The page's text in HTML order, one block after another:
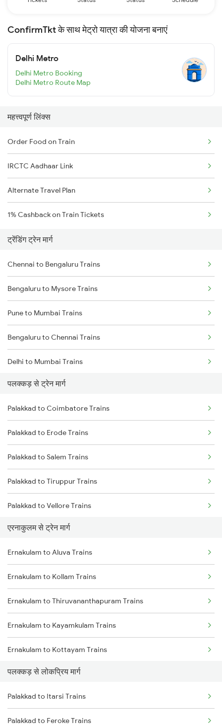
ConfirmTkt के साथ मेट्रो यात्रा की योजना बनाएं
Delhi Metro
Delhi Metro Booking
Delhi Metro Route Map
महत्त्वपूर्ण लिंक्स
Order Food on Train
IRCTC Aadhaar Link
Alternate Travel Plan
1% Cashback on Train Tickets
ट्रेंडिंग ट्रेन मार्ग
Chennai to Bengaluru Trains
Bengaluru to Mysore Trains
Pune to Mumbai Trains
Bengaluru to Chennai Trains
Delhi to Mumbai Trains
Mumbai to Pune Trains
Delhi to Jammu Trains
Mumbai to Delhi Trains
Mumbai to Goa Trains
Chennai to Coimbatore Trains
पलक्कड़ से ट्रेन मार्ग
Palakkad to Coimbatore Trains
Palakkad to Erode Trains
Palakkad to Salem Trains
Palakkad to Tiruppur Trains
Palakkad to Vellore Trains
Palakkad to Jolarpettai Trains
Palakkad to Aluva Trains
Palakkad to Ottappalam Trains
Palakkad to Kollam Trains
Palakkad to Kayamkulam Trains
Palakkad to Kottayam Trains
एरनाकुलम से ट्रेन मार्ग
Ernakulam to Aluva Trains
Ernakulam to Kollam Trains
Ernakulam to Thiruvananthapuram Trains
Ernakulam to Kayamkulam Trains
Ernakulam to Kottayam Trains
Ernakulam to Chengannur Trains
Ernakulam to Thiruvalla Trains
Ernakulam to Shoranur Trains
पलक्कड़ से लोकप्रिय मार्ग
Palakkad to Itarsi Trains
Palakkad to Feroke Trains